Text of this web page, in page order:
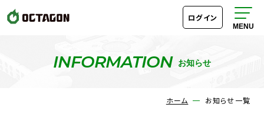
ログイン
INFORMATION お知らせ
ホーム お知らせ一覧